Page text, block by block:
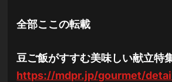
全部ここの転載
豆ご飯がすすむ美味しい献立特
https://mdpr.jp/gourmet/